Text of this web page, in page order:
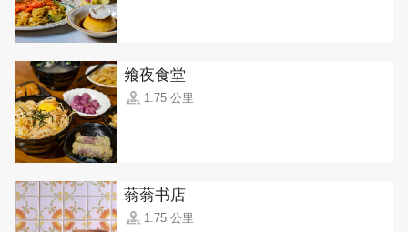
飨夜食堂
1.75 公里
蓊蓊书店
1.75 公里